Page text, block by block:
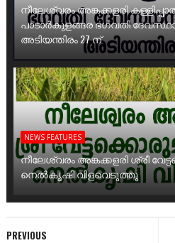
നീലേശ്വരം അങ്കക്കളരി
പാടാർകുളങ്ങര ഭഗവതി
അടിയന്തിരം 27 ന്
NEWS FEATURES
നീലേശ്വരം അങ്കക്കളരി ശ്രീ
നെൽകൃഷി വിളവെടുത്തു
PREVIOUS